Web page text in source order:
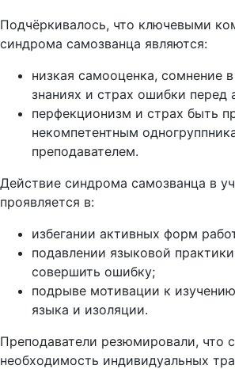
синдрома самозванца являются:
низкая самооценка, сомнение в
знаниях и страх ошибки перед
перфекционизм и страх быть
некомпетентным
преподавателем.
Действие синдрома самозванца в
проявляется в:
подавлении языковой практики
совершить ошибку;
подрыве мотивации к изучению
языка и изоляции.
необходимость индивидуальных
языку, а также индивидуальных